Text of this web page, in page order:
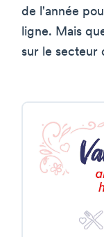
de l'année
ligne. Mais
sur le secteur